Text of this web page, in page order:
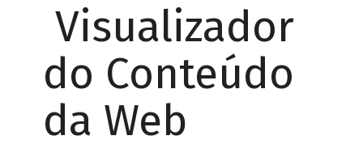
Visualizador
do Conteúdo
da Web